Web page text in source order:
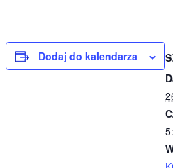
Dodaj do kalendarza